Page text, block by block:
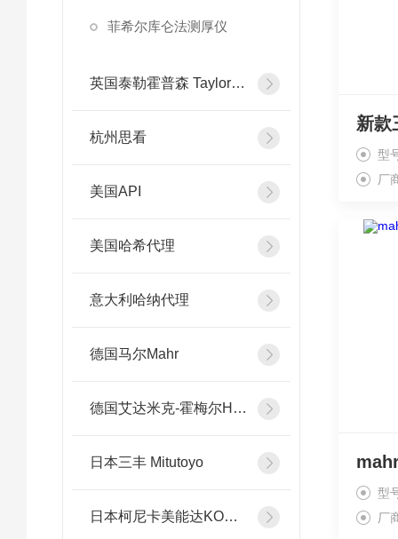
菲希尔库仑法测厚仪
英国泰勒霍普森 Taylor Hobson
杭州思看
美国API
美国哈希代理
意大利哈纳代理
德国马尔Mahr
德国艾达米克-霍梅尔Hommel
日本三丰 Mitutoyo
日本柯尼卡美能达KONICA MINOLTA
型
厂
型
厂